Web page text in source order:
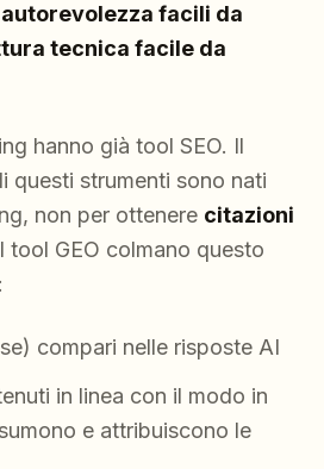
facili da
tecnica facile da
hanno già tool SEO. Il
questi strumenti sono nati
non per ottenere citazioni
tool GEO colmano questo
compari nelle risposte AI
in linea con il modo in
e attribuiscono le